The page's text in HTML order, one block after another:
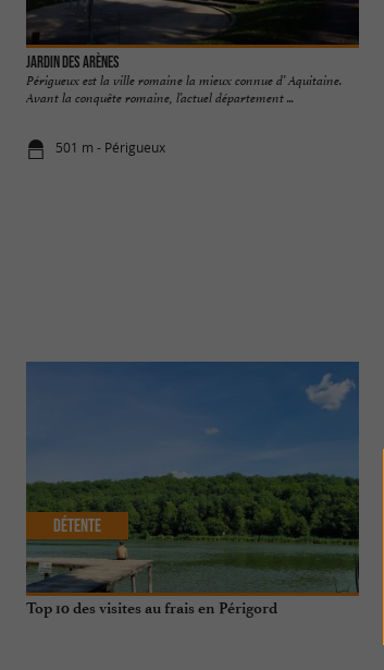
Jardin des Arènes
Périgueux est la ville romaine la mieux connue d’ Aquitaine.
Avant la conquête romaine, l’actuel département ...
501 m - Périgueux
Top 10 des visites au frais en Périgord
Détente